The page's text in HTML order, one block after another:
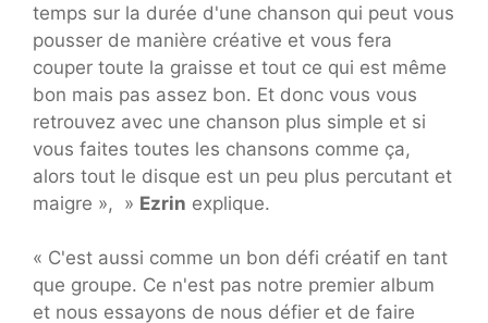
temps sur la durée d'une chanson qui peut vous
pousser de manière créative et vous fera
couper toute la graisse et tout ce qui est même
bon mais pas assez bon. Et donc vous vous
retrouvez avec une chanson plus simple et si
vous faites toutes les chansons comme ça,
alors tout le disque est un peu plus percutant et
maigre », » Ezrin explique.
« C'est aussi comme un bon défi créatif en tant
que groupe. Ce n'est pas notre premier album
et nous essayons de nous défier et de faire